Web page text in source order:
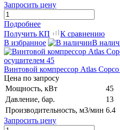
Запросить цену
Подробнее
Получить КП
К сравнению
В избранное
В
Винтовой компрессор Atlas
Цена по запросу
Мощность, кВт
45
Давление, бар.
13
Производительность, м3/мин 6.4
Запросить цену